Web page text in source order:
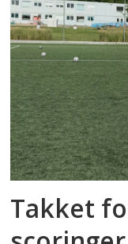
Takket